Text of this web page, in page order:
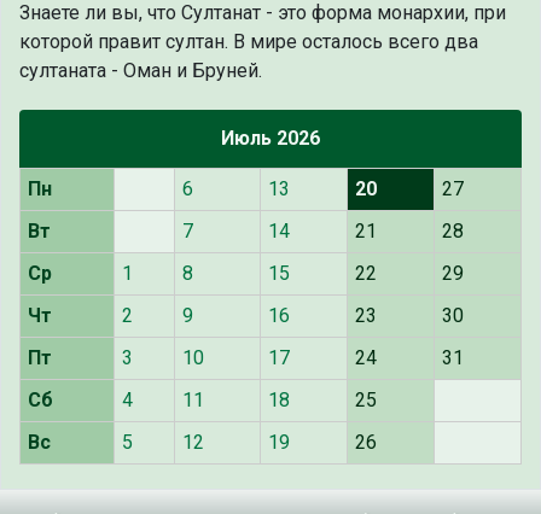
Знаете ли вы, что Султанат - это форма монархии, при
которой правит султан. В мире осталось всего два
султаната - Оман и Бруней.
Июль 2026
Пн 6 13 20
27
Вт
7 14 21
28
Ср
1 8 15 22
29
Чт
2 9 16 23
30
Пт
3 10 17 24
31
Сб
4 11 18
25
Вс
5 12 19 26